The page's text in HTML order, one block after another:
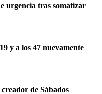
urgencia tras somatizar
y a los 47 nuevamente
de Sábados